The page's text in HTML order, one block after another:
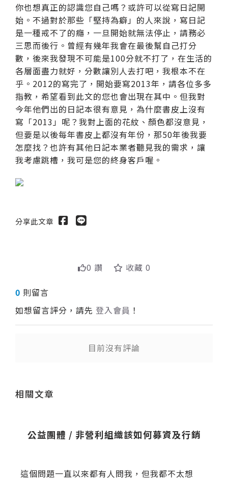
你也想真正的認識您自己嗎？或許可以從寫日記開
始。不過對於那些「堅持為癖」的人來說，寫日記
是一種戒不了的癮，一旦開始就無法停止，請務必
三思而後行。曾經有幾年我會在最後幫自己打分
數，後來我發現不可能是100分就不打了，在生活的
各層面盡力就好，分數讓別人去打吧，我根本不在
乎。2012的寫完了，開始要寫2013年，請各位多多
指教，希望看到此文的您也會出現在其中。但我對
今年他們出的日記本很有意見，為什麼書皮上沒有
寫「2013」呢？我對上面的花紋、顏色都沒意見，
但要是以後每年書皮上都沒有年份，那50年後我要
怎麼找？也許有其他日記本業者聽見我的需求，讓
我考慮跳槽，我可是您的終身客戶喔。
分享此文章
0 讚 收藏 0
0 則留言
如想留言評分，請先 登入會員 ！
目前沒有評論
相關文章
公益團體 / 非營利組織該如何募資及行銷
這個問題一直以來都有人問我，但我都不太想